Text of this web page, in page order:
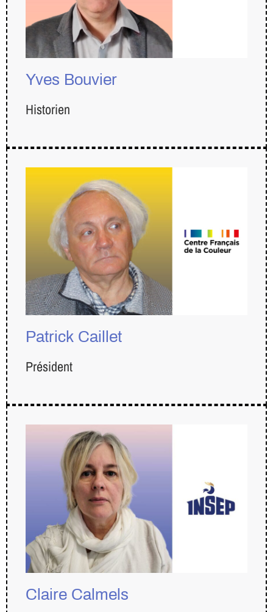
Yves Bouvier
Historien
Patrick Caillet
Président
Claire Calmels